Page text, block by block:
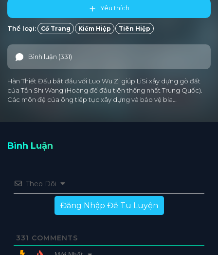
Yêu thích
Thể loại: Cổ Trang Kiếm Hiệp Tiên Hiệp
Bình luận (331)
Hàn Thiết Đấu bắt đầu với Luo Wu Zi giúp LiSi xây dựng gò đất
của Tần Shi Wang (Hoàng đế đầu tiên thống nhất Trung Quốc).
Các môn đệ của ông tiếp tục xây dựng và bảo vệ bia…
Bình Luận
Theo Dõi
Đăng Nhập Để Tu Luyện
331 COMMENTS